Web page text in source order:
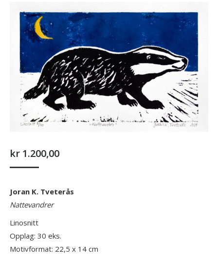
kr 1.200,00
Joran K. Tveterås
Nattevandrer
Linosnitt
Opplag: 30 eks.
Motivformat: 22,5 x 14 cm